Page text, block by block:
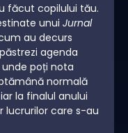
făcut copilului tău.
unui Jurnal
au decurs
agenda
poți nota
normală
la finalul anului
lucrurilor care s-au